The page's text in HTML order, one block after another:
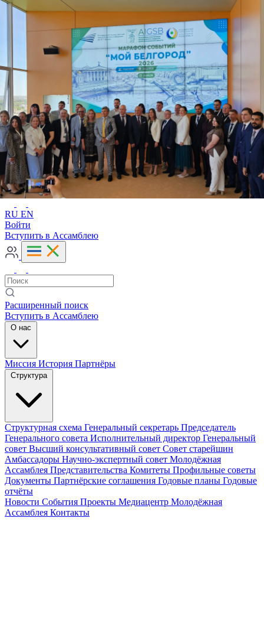
Расширенный поиск
RU EN
RU EN
Войти
Вступить в Ассамблею
Расширенный поиск
Вступить в Ассамблею
О нас
Миссия История Партнёры
Структура
Структурная схема Генеральный секретарь Председатель
Генерального совета Исполнительный директор Генеральный
совет Высший консультативный совет Совет старейшин
Амбассадоры Научно-экспертный совет Молодёжная
Ассамблея Представительства Комитеты Профильные советы
Документы Партнёрские соглашения Годовые планы Годовые
отчёты
Новости События Проекты Медиацентр Молодёжная
Ассамблея Контакты